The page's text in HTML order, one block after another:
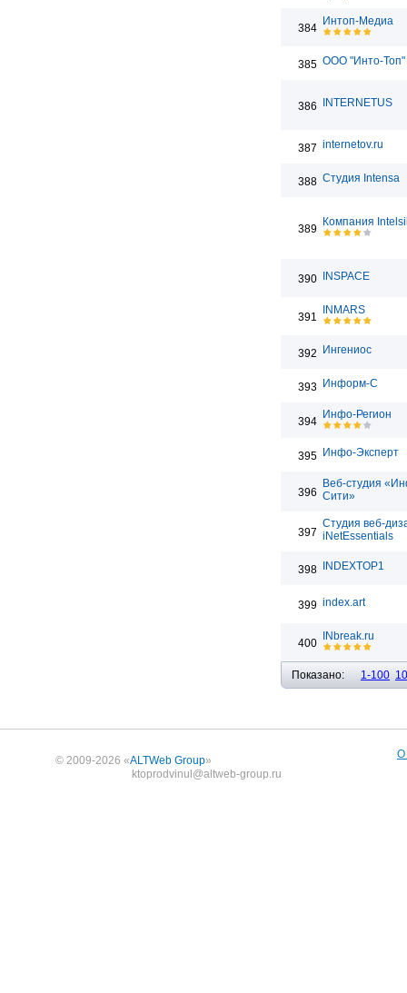
384
Интоп-Медиа
385 ООО "Инто-Топ"
386 INTERNETUS
387 internetov.ru
388 Студия Intensa
389
Компания
390 INSPACE
391
INMARS
392 Ингениос
393 Информ-С
394
Инфо-Регион
395 Инфо-Эксперт
396
Веб-студия
Сити»
397
Студия веб-
iNetEssentials
398 INDEXTOP1
399 index.art
400
INbreak.ru
Показано: 1-100
© 2009-2026 «ALTWeb Group»
ktoprodvinul@altweb-group.ru
О